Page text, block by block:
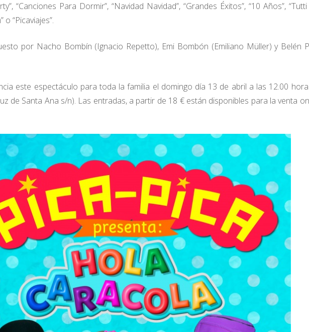
“Canciones Para Dormir”, “Navidad Navidad”, “Grandes Éxitos”, “10 Años”, “Tutti
o “Picaviajes”.
por Nacho Bombín (Ignacio Repetto), Emi Bombón (Emiliano Müller) y Belén
este espectáculo para toda la familia el domingo día 13 de abril a las 12.00
de Santa Ana s/n). Las entradas, a partir de 18 € están disponibles para la venta